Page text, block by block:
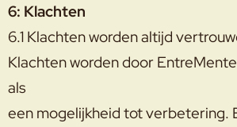
6: Klachten
6.1 Klachten worden altijd
Klachten worden door
als
een mogelijkheid tot verbetering.